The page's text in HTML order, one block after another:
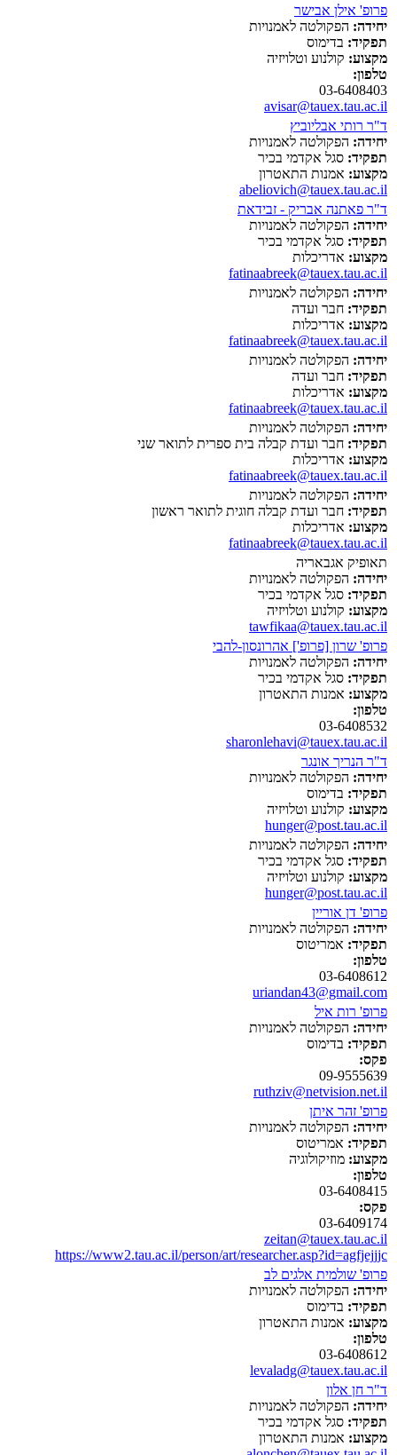
פרופ' אילן אבישר
יחידה: הפקולטה לאמנויות
תפקיד: בדימוס
מקצוע: קולנוע וטלויזיה
טלפון:
03-6408403
avisar@tauex.tau.ac.il
ד"ר רותי אבליוביץ
יחידה: הפקולטה לאמנויות
תפקיד: סגל אקדמי בכיר
מקצוע: אמנות התאטרון
abeliovich@tauex.tau.ac.il
ד"ר פאתנה אבריק - זבידאת
יחידה: הפקולטה לאמנויות
תפקיד: סגל אקדמי בכיר
מקצוע: אדריכלות
fatinaabreek@tauex.tau.ac.il
יחידה: הפקולטה לאמנויות
תפקיד: חבר ועדה
מקצוע: אדריכלות
fatinaabreek@tauex.tau.ac.il
יחידה: הפקולטה לאמנויות
תפקיד: חבר ועדה
מקצוע: אדריכלות
fatinaabreek@tauex.tau.ac.il
יחידה: הפקולטה לאמנויות
תפקיד: חבר ועדת קבלה בית ספרית לתואר שני
מקצוע: אדריכלות
fatinaabreek@tauex.tau.ac.il
יחידה: הפקולטה לאמנויות
תפקיד: חבר ועדת קבלה חוגית לתואר ראשון
מקצוע: אדריכלות
fatinaabreek@tauex.tau.ac.il
תאופיק אגבאריה
יחידה: הפקולטה לאמנויות
תפקיד: סגל אקדמי בכיר
מקצוע: קולנוע וטלויזיה
tawfikaa@tauex.tau.ac.il
פרופ' שרון [פרופ'] אהרונסון-להבי
יחידה: הפקולטה לאמנויות
תפקיד: סגל אקדמי בכיר
מקצוע: אמנות התאטרון
טלפון:
03-6408532
sharonlehavi@tauex.tau.ac.il
ד"ר הנריך אונגר
יחידה: הפקולטה לאמנויות
תפקיד: בדימוס
מקצוע: קולנוע וטלויזיה
hunger@post.tau.ac.il
יחידה: הפקולטה לאמנויות
תפקיד: סגל אקדמי בכיר
מקצוע: קולנוע וטלויזיה
hunger@post.tau.ac.il
פרופ' דן אוריין
יחידה: הפקולטה לאמנויות
תפקיד: אמריטוס
טלפון:
03-6408612
uriandan43@gmail.com
פרופ' רות איל
יחידה: הפקולטה לאמנויות
תפקיד: בדימוס
פקס:
09-9555639
ruthziv@netvision.net.il
פרופ' זהר איתן
יחידה: הפקולטה לאמנויות
תפקיד: אמריטוס
מקצוע: מוזיקולוגיה
טלפון:
03-6408415
פקס:
03-6409174
zeitan@tauex.tau.ac.il
https://www2.tau.ac.il/person/art/researcher.asp?id=agfjejjjc
פרופ' שולמית אלגים לב
יחידה: הפקולטה לאמנויות
תפקיד: בדימוס
מקצוע: אמנות התאטרון
טלפון:
03-6408612
levaladg@tauex.tau.ac.il
ד"ר חן אלון
יחידה: הפקולטה לאמנויות
תפקיד: סגל אקדמי בכיר
מקצוע: אמנות התאטרון